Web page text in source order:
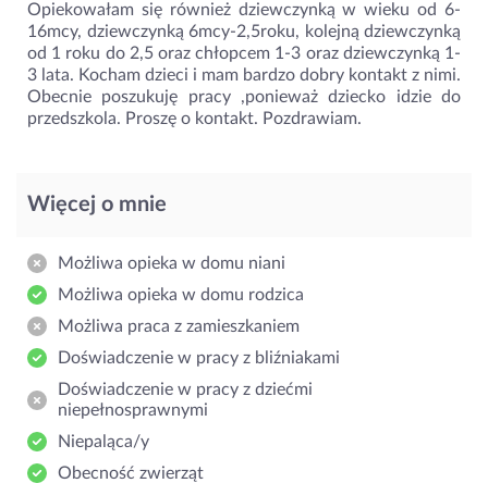
Opiekowałam się również dziewczynką w wieku od 6-
16mcy, dziewczynką 6mcy-2,5roku, kolejną dziewczynką
od 1 roku do 2,5 oraz chłopcem 1-3 oraz dziewczynką 1-
3 lata. Kocham dzieci i mam bardzo dobry kontakt z nimi.
Obecnie poszukuję pracy ,ponieważ dziecko idzie do
przedszkola. Proszę o kontakt. Pozdrawiam.
Więcej o mnie
Możliwa opieka w domu niani
Możliwa opieka w domu rodzica
Możliwa praca z zamieszkaniem
Doświadczenie w pracy z bliźniakami
Doświadczenie w pracy z dziećmi
niepełnosprawnymi
Niepaląca/y
Obecność zwierząt